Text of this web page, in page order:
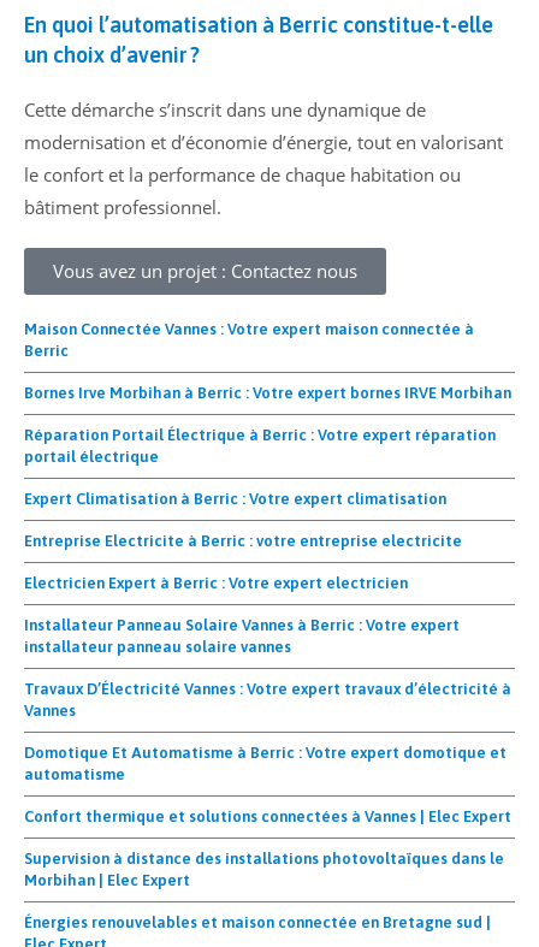
En quoi l’automatisation à Berric constitue-t-elle
un choix d’avenir ?
Cette démarche s’inscrit dans une dynamique de
modernisation et d’économie d’énergie, tout en valorisant
le confort et la performance de chaque habitation ou
bâtiment professionnel.
Vous avez un projet : Contactez nous
Maison Connectée Vannes : Votre expert maison connectée à
Berric
Bornes Irve Morbihan à Berric : Votre expert bornes IRVE Morbihan
Réparation Portail Électrique à Berric : Votre expert réparation
portail électrique
Expert Climatisation à Berric : Votre expert climatisation
Entreprise Electricite à Berric : votre entreprise electricite
Electricien Expert à Berric : Votre expert electricien
Installateur Panneau Solaire Vannes à Berric : Votre expert
installateur panneau solaire vannes
Travaux D’Électricité Vannes : Votre expert travaux d’électricité à
Vannes
Domotique Et Automatisme à Berric : Votre expert domotique et
automatisme
Confort thermique et solutions connectées à Vannes | Elec Expert
Supervision à distance des installations photovoltaïques dans le
Morbihan | Elec Expert
Énergies renouvelables et maison connectée en Bretagne sud |